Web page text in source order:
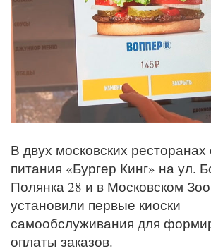
В двух московских ресторанах
питания «Бургер Кинг» на ул.
Полянка 28 и в Московском
установили первые киоски
самообслуживания для
оплаты заказов.